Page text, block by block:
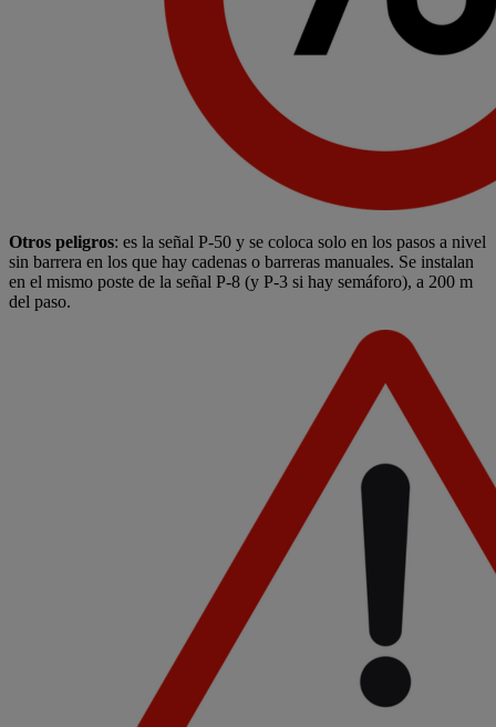
Otros peligros: es la señal P-50 y se coloca solo en los pasos a nivel
sin barrera en los que hay cadenas o barreras manuales. Se instalan
en el mismo poste de la señal P-8 (y P-3 si hay semáforo), a 200 m
del paso.